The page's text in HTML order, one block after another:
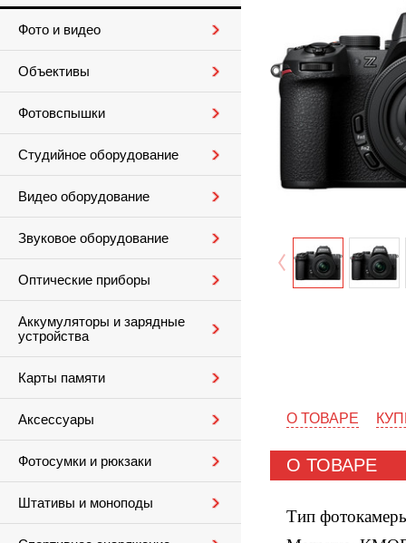
Фото и видео
Объективы
Фотовспышки
Студийное оборудование
Видео оборудование
Звуковое оборудование
Оптические приборы
Аккумуляторы и зарядные
устройства
Карты памяти
Аксессуары
Фотосумки и рюкзаки
Штативы и моноподы
О ТОВАРЕ
О ТОВАРЕ
Тип